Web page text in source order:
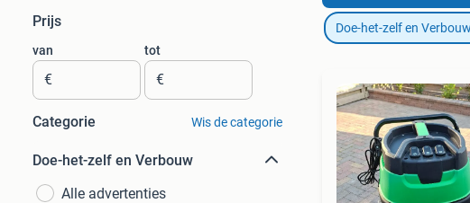
Prijs
van
€
tot
€
Categorie Wis de categorie
Doe-het-zelf en Verbouw
Alle advertenties
Doe-het-zelf en Verbouw